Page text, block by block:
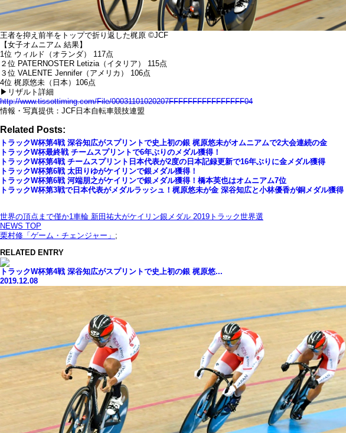
王者を抑え前半をトップで折り返した梶原 ©JCF
【女子オムニアム 結果】
1位 ウィルド（オランダ） 117点
２位 PATERNOSTER Letizia（イタリア） 115点
３位 VALENTE Jennifer（アメリカ） 106点
4位 梶原悠未（日本）106点
▶リザルト詳細
http://www.tissottiming.com/File/00031101020207FFFFFFFFFFFFFFFF04
情報・写真提供：JCF日本自転車競技連盟
Related Posts:
トラックW杯第4戦 深谷知広がスプリントで史上初の銀 梶原悠未がオムニアムで2大会連続の金
トラックW杯最終戦 チームスプリントで6年ぶりのメダル獲得！
トラックW杯第4戦 チームスプリント日本代表が2度の日本記録更新で16年ぶりに金メダル獲得
トラックW杯第6戦 太田りゆがケイリンで銀メダル獲得！
トラックW杯第6戦 河端朋之がケイリンで銀メダル獲得！橋本英也はオムニアム7位
トラックW杯第3戦で日本代表がメダルラッシュ！梶原悠未が金 深谷知広と小林優香が銅メダル獲得
世界の頂点まで僅か1車輪 新田祐大がケイリン銀メダル 2019トラック世界選
NEWS TOP
栗村修「ゲーム・チェンジャー」 ;
RELATED ENTRY
トラックW杯第4戦 深谷知広がスプリントで史上初の銀 梶原悠...
2019.12.08